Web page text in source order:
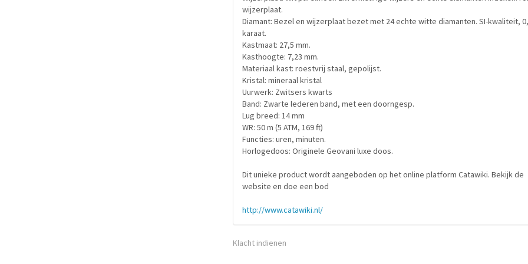
wijzerplaat.
Diamant: Bezel en wijzerplaat bezet met 24 echte witte diamanten. SI-kwaliteit,
karaat.
Kastmaat: 27,5 mm.
Kasthoogte: 7,23 mm.
Materiaal kast: roestvrij staal, gepolijst.
Kristal: mineraal kristal
Uurwerk: Zwitsers kwarts
Band: Zwarte lederen band, met een doorngesp.
Lug breed: 14 mm
WR: 50 m (5 ATM, 169 ft)
Functies: uren, minuten.
Horlogedoos: Originele Geovani luxe doos.
Dit unieke product wordt aangeboden op het online platform Catawiki. Bekijk de
website en doe een bod
http://www.catawiki.nl/
Klacht indienen